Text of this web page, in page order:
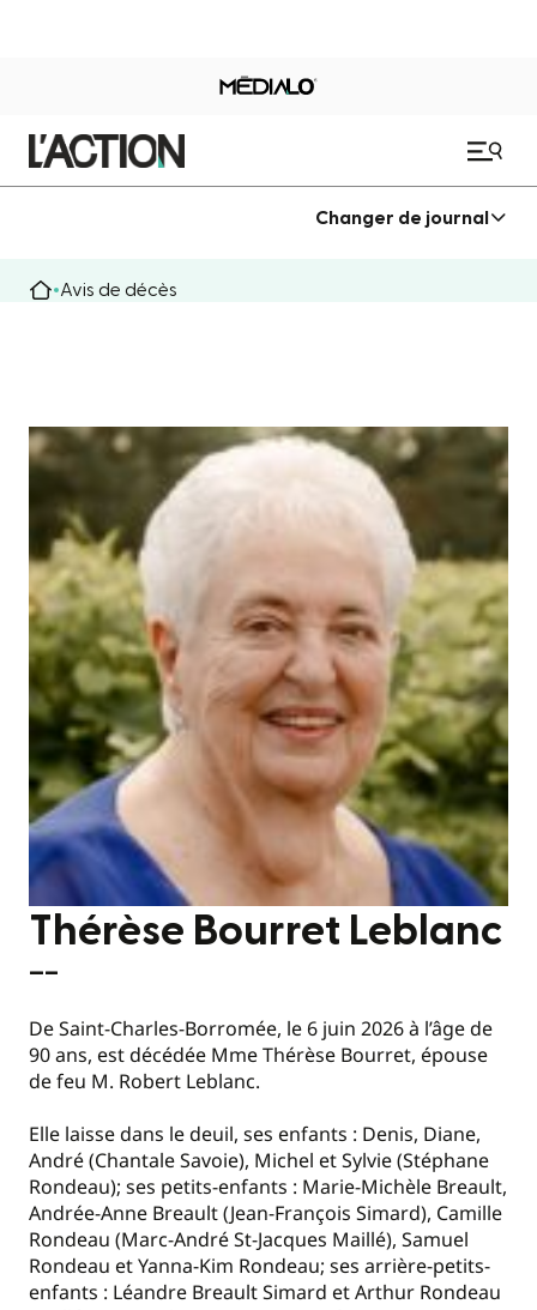
Changer de journal
Avis de décès
Thérèse Bourret Leblanc
—–
De Saint-Charles-Borromée, le 6 juin 2026 à l’âge de
90 ans, est décédée Mme Thérèse Bourret, épouse
de feu M. Robert Leblanc.
Elle laisse dans le deuil, ses enfants : Denis, Diane,
André (Chantale Savoie), Michel et Sylvie (Stéphane
Rondeau); ses petits-enfants : Marie-Michèle Breault,
Andrée-Anne Breault (Jean-François Simard), Camille
Rondeau (Marc-André St-Jacques Maillé), Samuel
Rondeau et Yanna-Kim Rondeau; ses arrière-petits-
enfants : Léandre Breault Simard et Arthur Rondeau